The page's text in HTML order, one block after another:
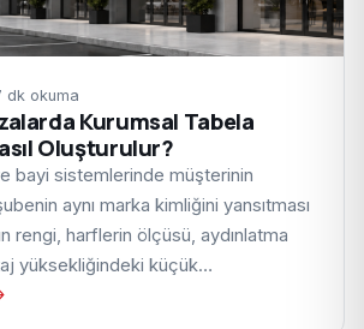
dk okuma
Kurumsal Tabela
Oluşturulur?
bayi sistemlerinde müşterinin
aynı marka kimliğini yansıtması
rengi, harflerin ölçüsü, aydınlatma
yüksekliğindeki küçük…